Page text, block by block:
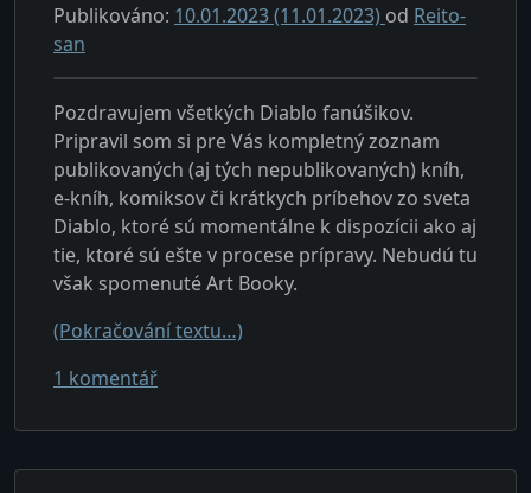
Publikováno: 10.01.2023(11.01.2023) od Reito-
san
Pozdravujem všetkých Diablo fanúšikov.
Pripravil som si pre Vás kompletný zoznam
publikovaných (aj tých nepublikovaných) kníh,
e-kníh, komiksov či krátkych príbehov zo sveta
Diablo, ktoré sú momentálne k dispozícii ako aj
tie, ktoré sú ešte v procese prípravy. Nebudú tu
však spomenuté Art Booky.
(Pokračování textu…)
1 komentářu textu s názvem Knižní svět Diabla